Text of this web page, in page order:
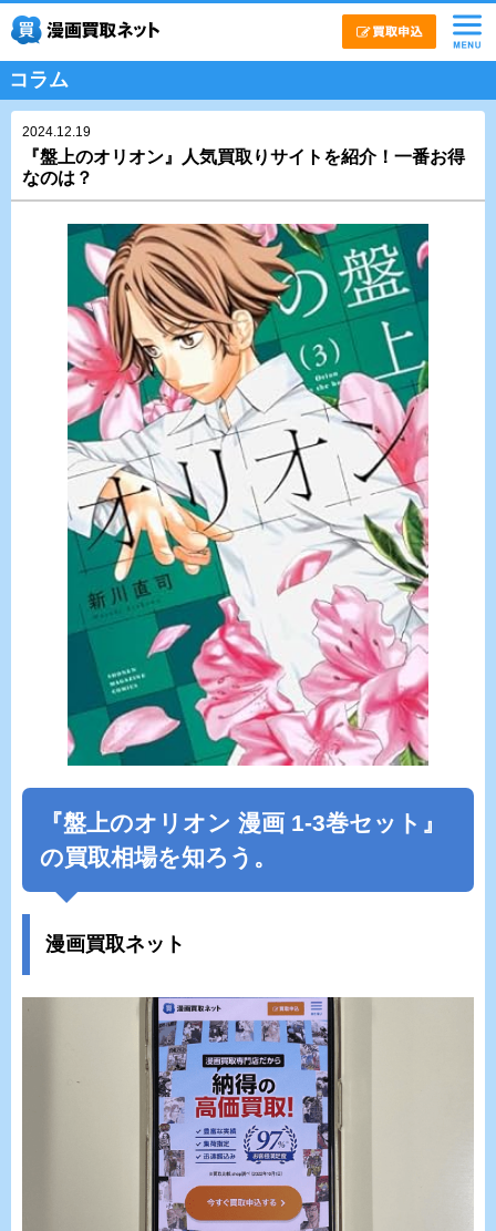
コラム
2024.12.19
『盤上のオリオン』人気買取りサイトを紹介！一番お得
なのは？
『盤上のオリオン 漫画 1-3巻セット』
の買取相場を知ろう。
漫画買取ネット